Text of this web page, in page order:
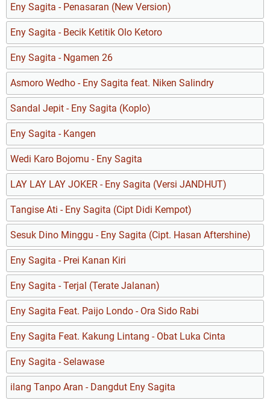
Eny Sagita - Penasaran (New Version)
Eny Sagita - Becik Ketitik Olo Ketoro
Eny Sagita - Ngamen 26
Asmoro Wedho - Eny Sagita feat. Niken Salindry
Sandal Jepit - Eny Sagita (Koplo)
Eny Sagita - Kangen
Wedi Karo Bojomu - Eny Sagita
LAY LAY LAY JOKER - Eny Sagita (Versi JANDHUT)
Tangise Ati - Eny Sagita (Cipt Didi Kempot)
Sesuk Dino Minggu - Eny Sagita (Cipt. Hasan Aftershine)
Eny Sagita - Prei Kanan Kiri
Eny Sagita - Terjal (Terate Jalanan)
Eny Sagita Feat. Paijo Londo - Ora Sido Rabi
Eny Sagita Feat. Kakung Lintang - Obat Luka Cinta
Eny Sagita - Selawase
ilang Tanpo Aran - Dangdut Eny Sagita